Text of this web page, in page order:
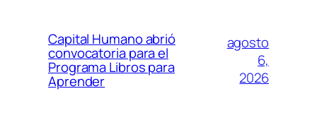
Capital Humano abrió
convocatoria para el
Programa Libros para
Aprender
agosto
6,
2026